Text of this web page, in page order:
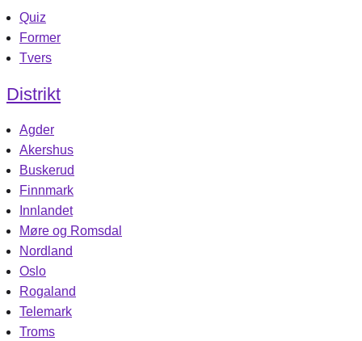
Quiz
Former
Tvers
Distrikt
Agder
Akershus
Buskerud
Finnmark
Innlandet
Møre og Romsdal
Nordland
Oslo
Rogaland
Telemark
Troms